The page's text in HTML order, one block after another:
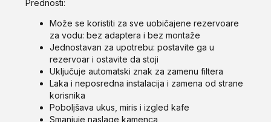
Prednosti:
Može se koristiti za sve uobičajene rezervoare
za vodu: bez adaptera i bez montaže
Jednostavan za upotrebu: postavite ga u
rezervoar i ostavite da stoji
Uključuje automatski znak za zamenu filtera
Laka i neposredna instalacija i zamena od strane
korisnika
Poboljšava ukus, miris i izgled kafe
Smanjuje naslage kamenca